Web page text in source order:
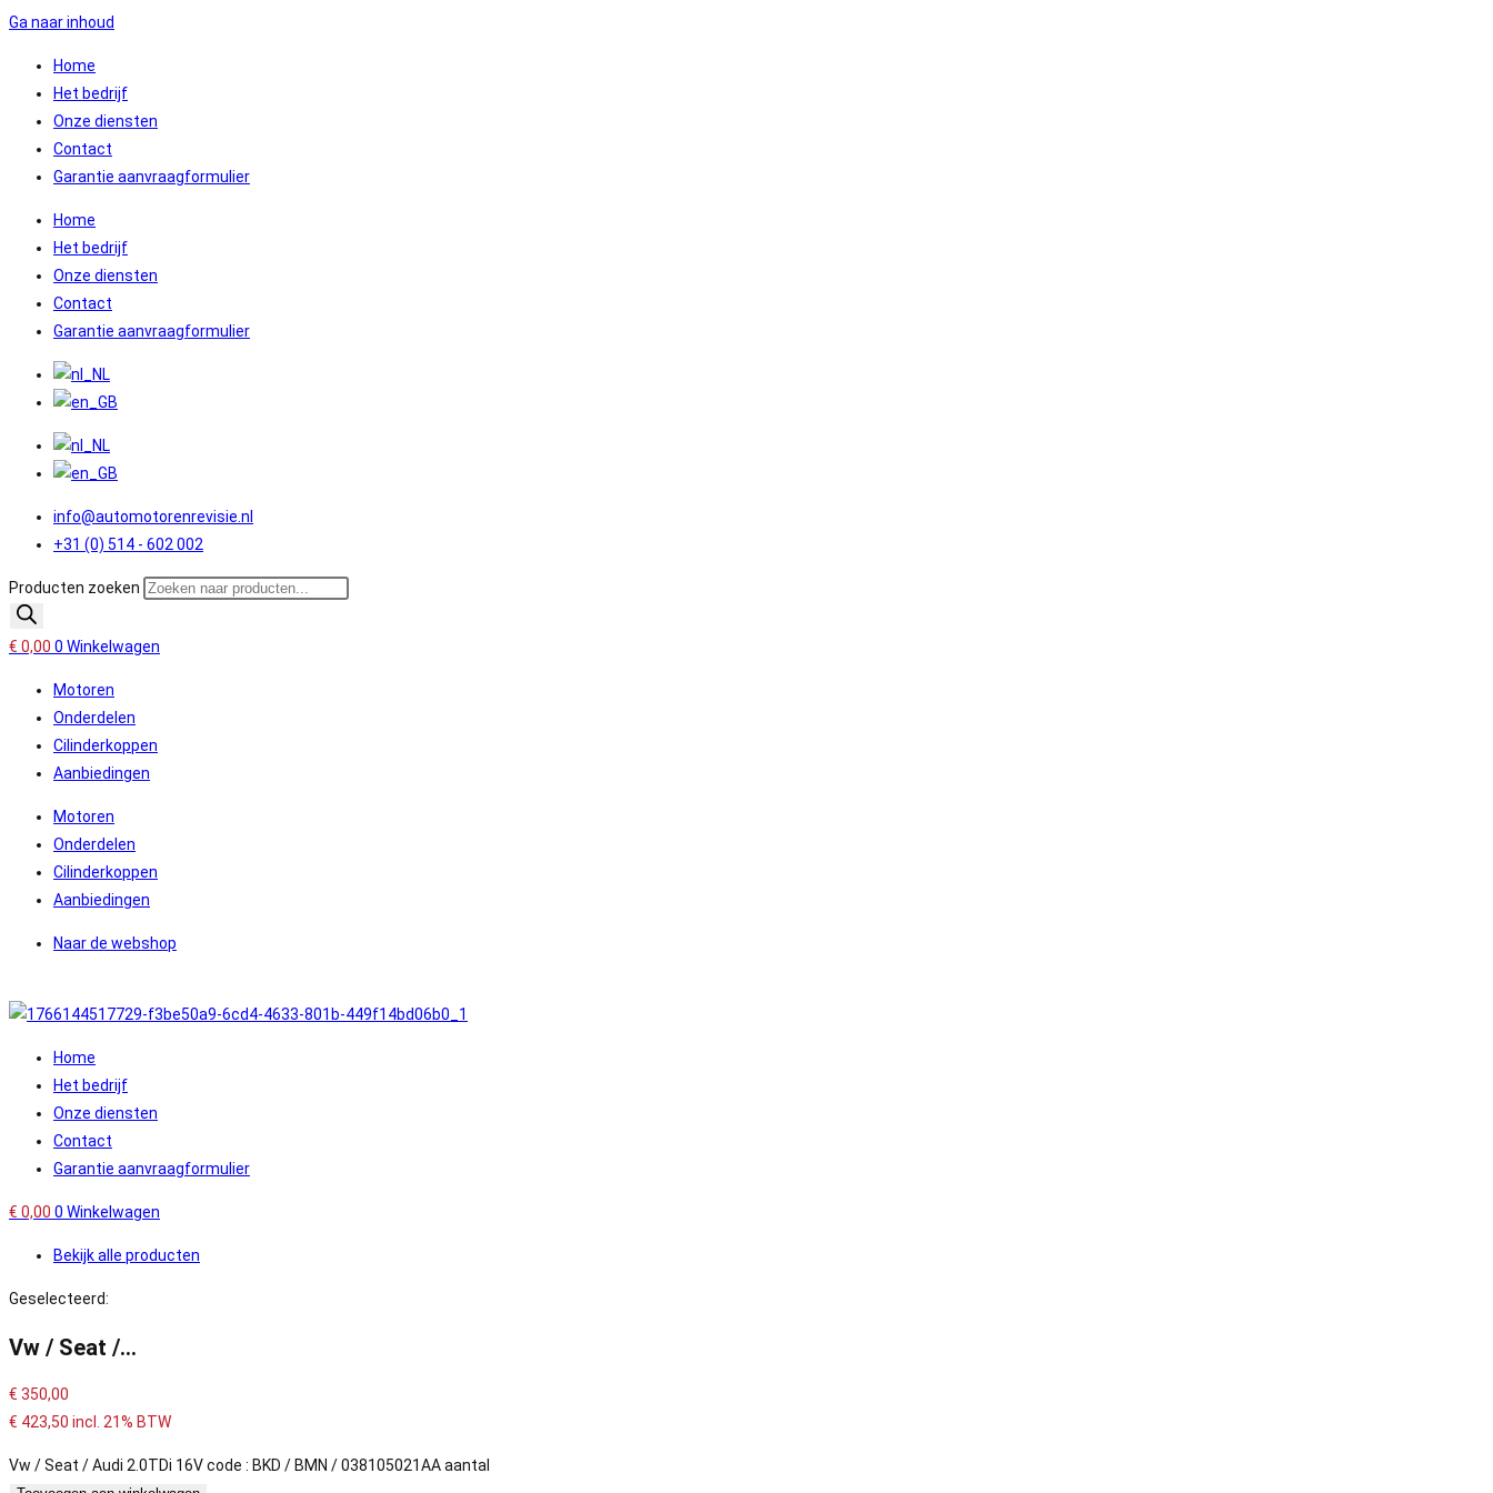
Ga naar inhoud
Home
Het bedrijf
Onze diensten
Contact
Garantie aanvraagformulier
Home
Het bedrijf
Onze diensten
Contact
Garantie aanvraagformulier
info@automotorenrevisie.nl
+31 (0) 514 - 602 002
Producten zoeken
€ 0,00 0 Winkelwagen
Motoren
Onderdelen
Cilinderkoppen
Aanbiedingen
Motoren
Onderdelen
Cilinderkoppen
Aanbiedingen
Naar de webshop
Home
Het bedrijf
Onze diensten
Contact
Garantie aanvraagformulier
€ 0,00 0 Winkelwagen
Bekijk alle producten
Geselecteerd:
Vw / Seat /…
€ 350,00
€ 423,50 incl. 21% BTW
Vw / Seat / Audi 2.0TDi 16V code : BKD / BMN / 038105021AA aantal